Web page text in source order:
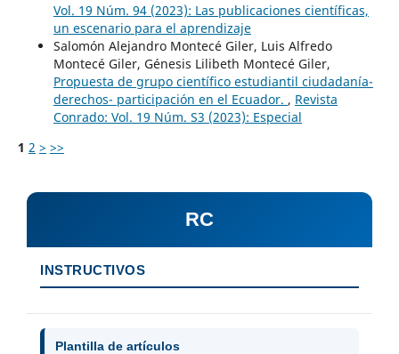
Vol. 19 Núm. 94 (2023): Las publicaciones científicas,
un escenario para el aprendizaje
Salomón Alejandro Montecé Giler, Luis Alfredo
Montecé Giler, Génesis Lilibeth Montecé Giler,
Propuesta de grupo científico estudiantil ciudadanía-
derechos- participación en el Ecuador. , Revista
Conrado: Vol. 19 Núm. S3 (2023): Especial
1 2 > >>
RC
INSTRUCTIVOS
Plantilla de artículos